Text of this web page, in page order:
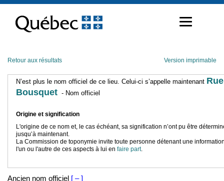
contenu
Retour aux résultats Version imprimable
N’est plus le nom officiel de ce lieu. Celui-ci s’appelle maintenant Rue
Bousquet - Nom officiel
Origine et signification
L'origine de ce nom et, le cas échéant, sa signification n’ont pu être
jusqu’à maintenant.
La Commission de toponymie invite toute personne détenant une
l'un ou l'autre de ces aspects à lui en faire part.
Ancien nom officiel [ – ]